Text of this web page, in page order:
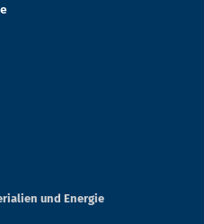
und Energie